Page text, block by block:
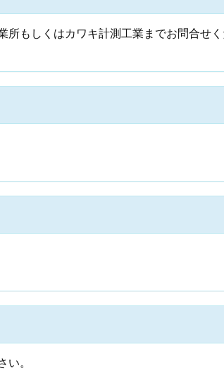
所もしくはカワキ計測工業までお問合せ
い。